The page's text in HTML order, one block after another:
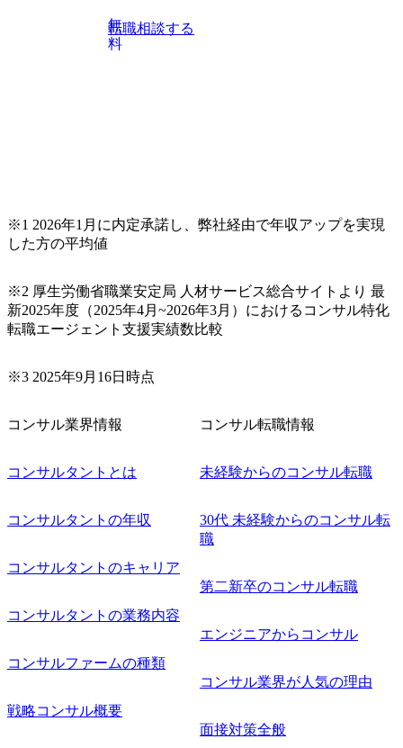
ライアントへのヒアリングお
析 (※ AIモデルの開発は社
内の機械学習エンジニアが行
ソリューションデザイナのチ
ームリード、スーバーバイ
ズ、評価、採用 ・ソリュー
ションデザイナのチームにお
品メーカー様と消費者向けア
プリ開発 ⚫︎最先端技術の長期
文発表) ※ 代表的なプロジェ
画コンサルティング ・AI 活
用の構想策定コンサルティン
グ ・AIのPoC(実現内容が明
確な3ヶ月から中長期的な研
究の数年まで幅があり) ・
PoC後のAIのシステム開発・
運用
無
料
転職相談する
※1 2026年1月に内定承諾し、弊社経由で年収アップを実現
した方の平均値
※2 厚生労働省職業安定局 人材サービス総合サイトより 最
新2025年度（2025年4月~2026年3月）におけるコンサル特化
転職エージェント支援実績数比較
※3 2025年9月16日時点
コンサル業界情報
コンサルタントとは
コンサルタントの年収
コンサルタントのキャリア
コンサルタントの業務内容
コンサルファームの種類
戦略コンサル概要
コンサル転職情報
未経験からのコンサル転職
30代 未経験からのコンサル転
職
第二新卒のコンサル転職
エンジニアからコンサル
コンサル業界が人気の理由
面接対策全般